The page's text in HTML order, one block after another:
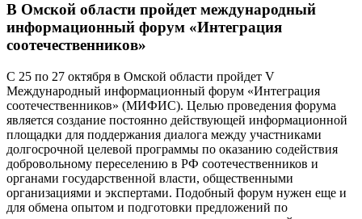
В Омской области пройдет международный
информационный форум «Интеграция
соотечественников»
С 25 по 27 октября в Омской области пройдет V
Международный информационный форум «Интеграция
соотечественников» (МИФИС). Целью проведения форума
является создание постоянно действующей информационной
площадки для поддержания диалога между участниками
долгосрочной целевой программы по оказанию содействия
добровольному переселению в РФ соотечественников и
органами государственной власти, общественными
организациями и экспертами. Подобный форум нужен еще и
для обмена опытом и подготовки предложений по